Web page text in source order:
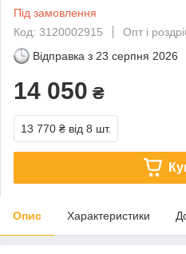
Під замовлення
Код: 3120002915
Опт і
Відправка з 23 серпня 2026
14 050 ₴
13 770 ₴ від 8 шт.
Опис Характеристики